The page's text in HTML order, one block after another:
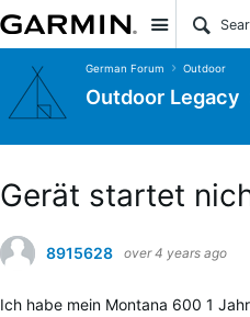
Site
German Forum Outdoor
Outdoor Legacy
Gerät startet
8915628 over 4 years ago
Ich habe mein Montana 600 1